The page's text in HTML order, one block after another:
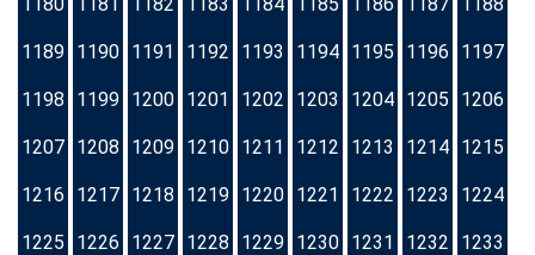
1189 1190 1191 1192 1193 1194 1195 1196 1197
1198 1199 1200 1201 1202 1203 1204 1205 1206
1207 1208 1209 1210 1211 1212 1213 1214 1215
1216 1217 1218 1219 1220 1221 1222 1223 1224
1225 1226 1227 1228 1229 1230 1231 1232 1233